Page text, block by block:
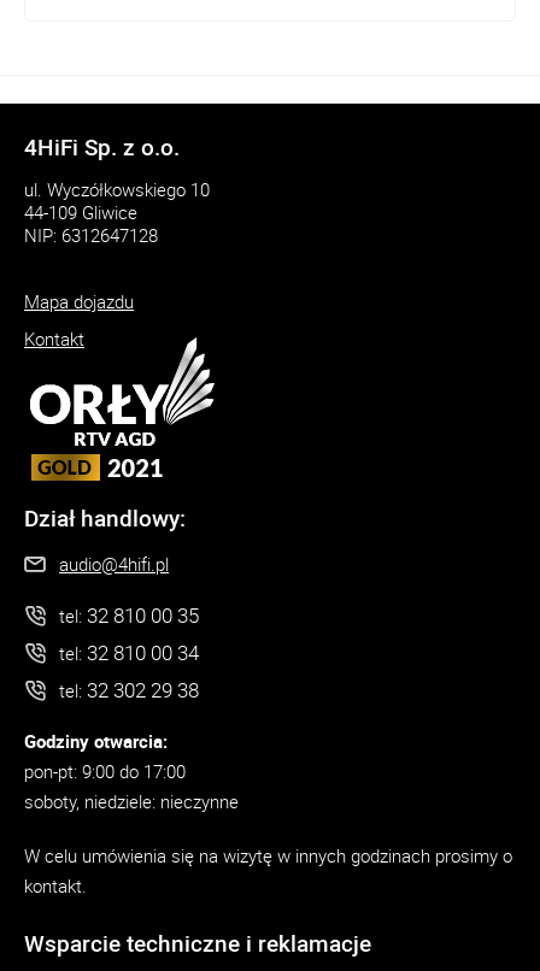
4HiFi Sp. z o.o.
ul. Wyczółkowskiego 10
44-109 Gliwice
NIP: 6312647128
Mapa dojazdu
Kontakt
Dział handlowy:
audio@4hifi.pl
tel: 32 810 00 35
tel: 32 810 00 34
tel: 32 302 29 38
Godziny otwarcia:
pon-pt: 9:00 do 17:00
soboty, niedziele: nieczynne
W celu umówienia się na wizytę w innych godzinach prosimy o
kontakt.
Wsparcie techniczne i reklamacje